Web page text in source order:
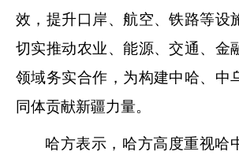
效，提升口岸、航空、铁路等设
切实推动农业、能源、交通、金
领域务实合作，为构建中哈、中
同体贡献新疆力量。
哈方表示，哈方高度重视哈